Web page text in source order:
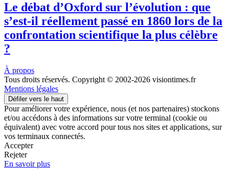
Le débat d’Oxford sur l’évolution : que
s’est-il réellement passé en 1860 lors de la
confrontation scientifique la plus célèbre
?
À propos
Tous droits réservés. Copyright © 2002-2026 visiontimes.fr
Mentions légales
Défiler vers le haut
Pour améliorer votre expérience, nous (et nos partenaires) stockons
et/ou accédons à des informations sur votre terminal (cookie ou
équivalent) avec votre accord pour tous nos sites et applications, sur
vos terminaux connectés.
Accepter
Rejeter
En savoir plus